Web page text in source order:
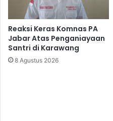
Reaksi Keras Komnas PA
Jabar Atas Penganiayaan
Santri di Karawang
8 Agustus 2026